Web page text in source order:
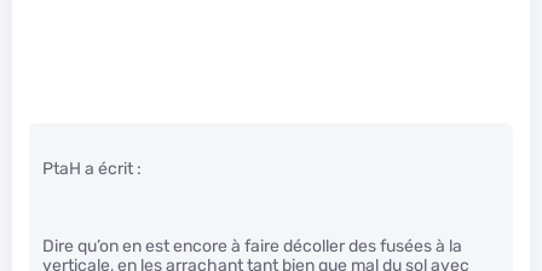
PtaH a écrit :
Dire qu’on en est encore à faire décoller des fusées à la
verticale, en les arrachant tant bien que mal du sol avec